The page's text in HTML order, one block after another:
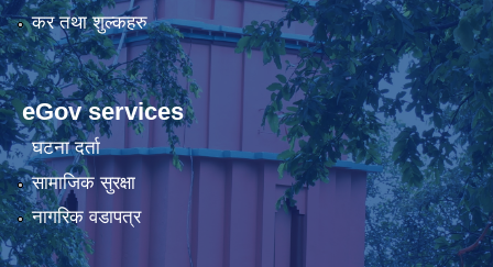
कर तथा शुल्कहरु
eGov services
घटना दर्ता
सामाजिक सुरक्षा
नागरिक वडापत्र